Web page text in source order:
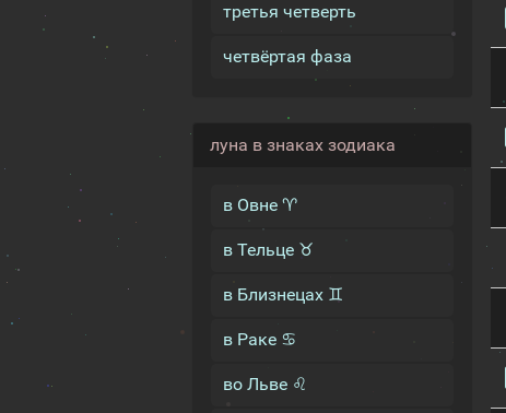
третья четверть
четвёртая фаза
луна в знаках зодиака
в Овне ♈
в Тельце ♉
в Близнецах ♊
в Раке ♋
во Льве ♌